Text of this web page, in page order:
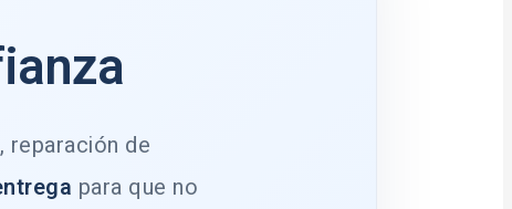
, reparación de
para que no